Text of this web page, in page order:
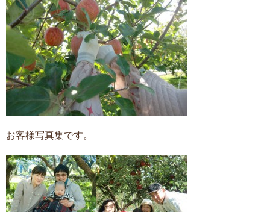
お客様写真集です。